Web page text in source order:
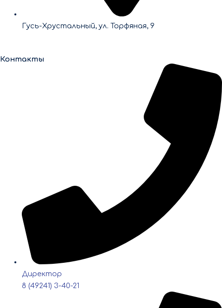
Гусь-Хрустальный, ул. Торфяная, 9
Контакты
Директор
8 (49241) 3-40-21